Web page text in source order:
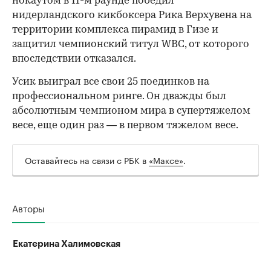
нидерландского кикбоксера Рика Верхувена на
территории комплекса пирамид в Гизе и
защитил чемпионский титул WBC, от которого
впоследствии отказался.
Усик выиграл все свои 25 поединков на
профессиональном ринге. Он дважды был
абсолютным чемпионом мира в супертяжелом
весе, еще один раз — в первом тяжелом весе.
Оставайтесь на связи с РБК в «Максе».
Авторы
Екатерина Халимовская